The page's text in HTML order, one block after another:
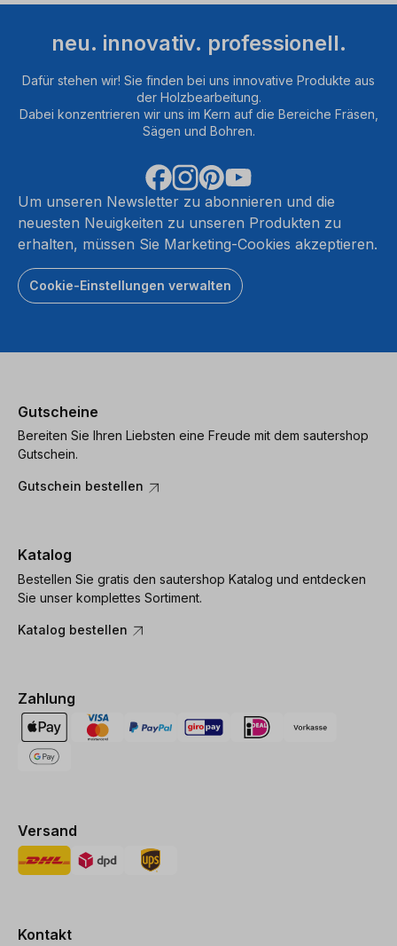
neu. innovativ. professionell.
Dafür stehen wir! Sie finden bei uns innovative Produkte aus
der Holzbearbeitung.
Dabei konzentrieren wir uns im Kern auf die Bereiche Fräsen,
Sägen und Bohren.
Um unseren Newsletter zu abonnieren und die
neuesten Neuigkeiten zu unseren Produkten zu
erhalten, müssen Sie Marketing-Cookies akzeptieren.
Cookie-Einstellungen verwalten
Gutscheine
Bereiten Sie Ihren Liebsten eine Freude mit dem sautershop
Gutschein.
Gutschein bestellen
Katalog
Bestellen Sie gratis den sautershop Katalog und entdecken
Sie unser komplettes Sortiment.
Katalog bestellen
Zahlung
Versand
Kontakt